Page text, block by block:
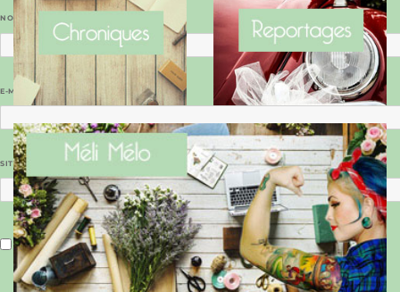
NOM
E-MAIL
SITE WEB
Enregistrer mon nom, mon e-mail et mon site dans le navigateur pour mon prochain commentaire.